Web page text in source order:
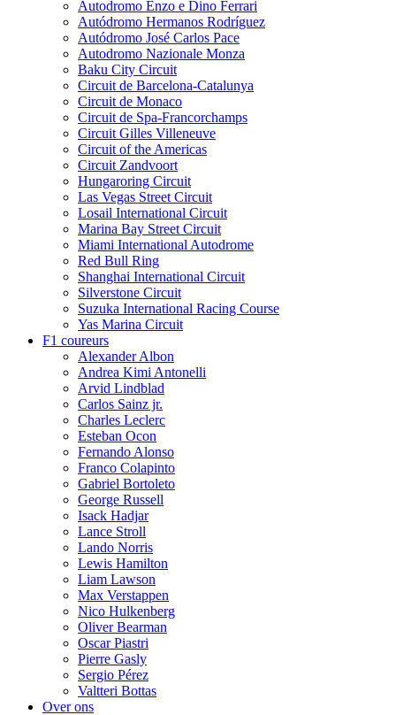
Autodromo Enzo e Dino Ferrari
Autódromo Hermanos Rodríguez
Autódromo José Carlos Pace
Autodromo Nazionale Monza
Baku City Circuit
Circuit de Barcelona-Catalunya
Circuit de Monaco
Circuit de Spa-Francorchamps
Circuit Gilles Villeneuve
Circuit of the Americas
Circuit Zandvoort
Hungaroring Circuit
Las Vegas Street Circuit
Losail International Circuit
Marina Bay Street Circuit
Miami International Autodrome
Red Bull Ring
Shanghai International Circuit
Silverstone Circuit
Suzuka International Racing Course
Yas Marina Circuit
F1 coureurs
Alexander Albon
Andrea Kimi Antonelli
Arvid Lindblad
Carlos Sainz jr.
Charles Leclerc
Esteban Ocon
Fernando Alonso
Franco Colapinto
Gabriel Bortoleto
George Russell
Isack Hadjar
Lance Stroll
Lando Norris
Lewis Hamilton
Liam Lawson
Max Verstappen
Nico Hulkenberg
Oliver Bearman
Oscar Piastri
Pierre Gasly
Sergio Pérez
Valtteri Bottas
Over ons